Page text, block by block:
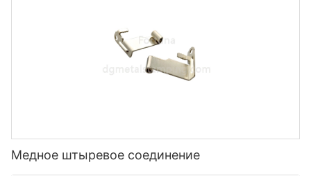
Медное штыревое соединение